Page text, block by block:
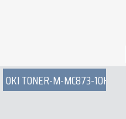
OKI TONER-M-MC873-10K